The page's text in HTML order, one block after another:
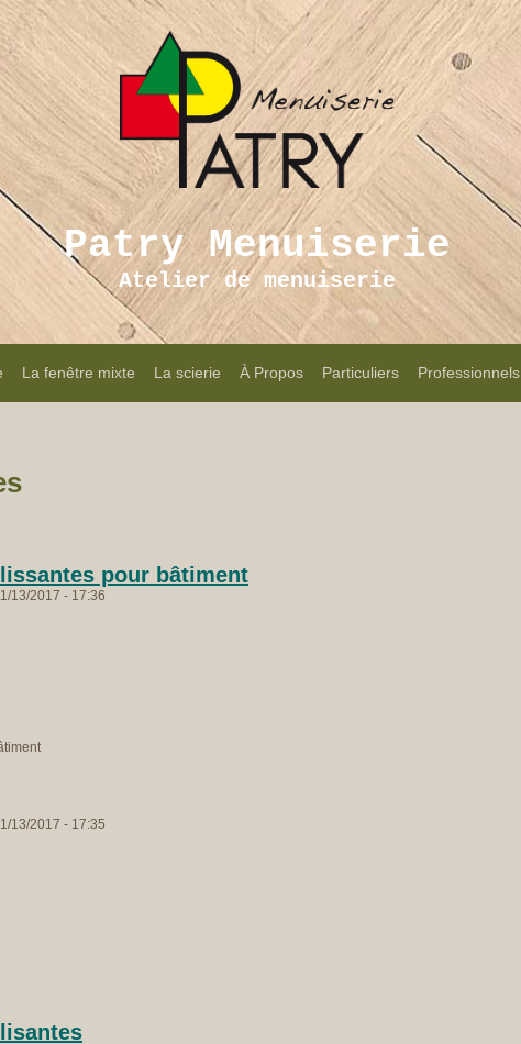
Patry Menuiserie
Atelier de menuiserie
La fenêtre mixte La scierie À Propos Particuliers Professionnels
pour bâtiment
13/2017 - 17:36
13/2017 - 17:35